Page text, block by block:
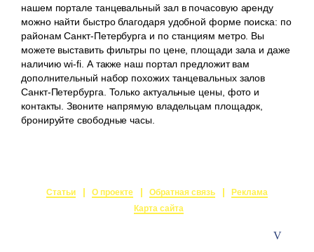
нашем портале танцевальный зал в почасовую аренду
можно найти быстро благодаря удобной форме поиска: по
районам Санкт-Петербурга и по станциям метро. Вы
можете выставить фильтры по цене, площади зала и даже
наличию wi-fi. А также наш портал предложит вам
дополнительный набор похожих танцевальных залов
Санкт-Петербурга. Только актуальные цены, фото и
контакты. Звоните напрямую владельцам площадок,
бронируйте свободные часы.
Статьи О проекте Обратная связь
Реклама
Карта сайта